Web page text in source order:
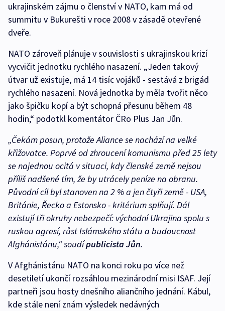
ukrajinském zájmu o členství v NATO, kam má od
summitu v Bukurešti v roce 2008 v zásadě otevřené
dveře.
NATO zároveň plánuje v souvislosti s ukrajinskou krizí
vycvičit jednotku rychlého nasazení. „Jeden takový
útvar už existuje, má 14 tisíc vojáků - sestává z brigád
rychlého nasazení. Nová jednotka by měla tvořit něco
jako špičku kopí a být schopná přesunu během 48
hodin,“ podotkl komentátor ČRo Plus Jan Jůn.
„Čekám posun, protože Aliance se nachází na velké
křižovatce. Poprvé od zhroucení komunismu před 25 lety
se najednou ocitá v situaci, kdy členské země nejsou
příliš nadšené tím, že by utrácely peníze na obranu.
Původní cíl byl stanoven na 2 % a jen čtyři země - USA,
Británie, Řecko a Estonsko - kritérium splňují. Dál
existují tři okruhy nebezpečí: východní Ukrajina spolu s
ruskou agresí, růst Islámského státu a budoucnost
Afghánistánu,“soudípublicista Jůn.
V Afghánistánu NATO na konci roku po více než
desetiletí ukončí rozsáhlou mezinárodní misi ISAF. Její
partneři jsou hosty dnešního aliančního jednání. Kábul,
kde stále není znám výsledek nedávných